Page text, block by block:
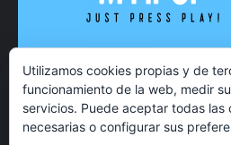
Utilizamos cookies propias y de
funcionamiento de la web, medir
servicios. Puede aceptar todas las
necesarias o configurar sus